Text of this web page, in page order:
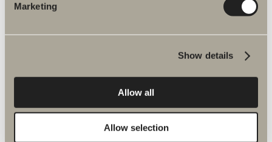
Marketing
Show details
Allow all
Allow selection
Vanliga frågor & svar
För att underlätta för dig har vi samlat in våra